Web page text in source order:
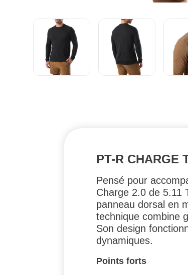
PT-R CHARGE
Pensé pour
Charge 2.0 de 5.11
panneau dorsal en
technique combine
Son design
dynamiques.
Points forts